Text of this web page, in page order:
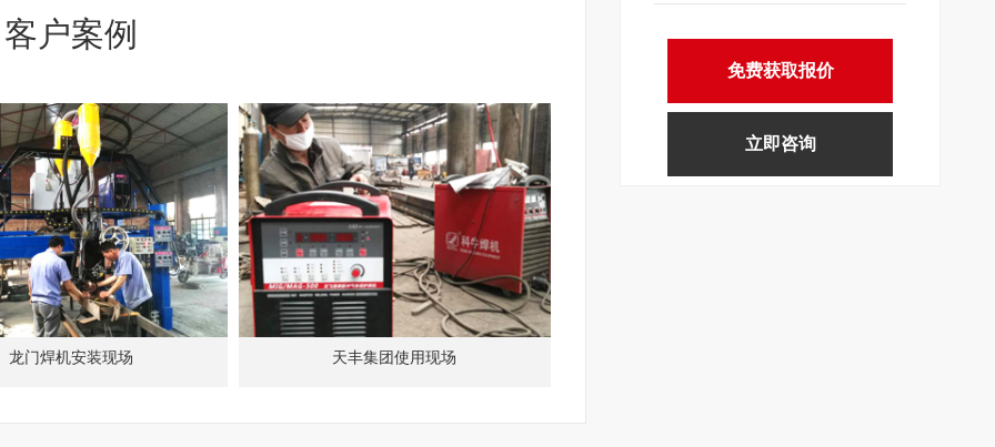
客户案例
龙门焊机安装现场 天丰集团使用现场
免费获取报价
立即咨询